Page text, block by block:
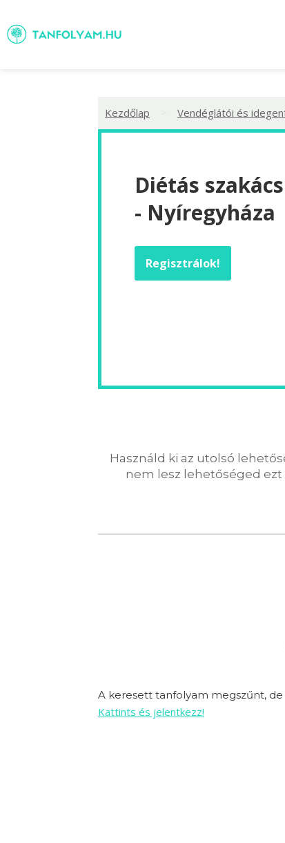
Kezdőlap Vendéglátói és
Diétás
- Nyíregyháza
Regisztrálok!
Használd ki az utolsó
nem lesz lehetőséged
A keresett tanfolyam megszűnt,
Kattints és jelentkezz!